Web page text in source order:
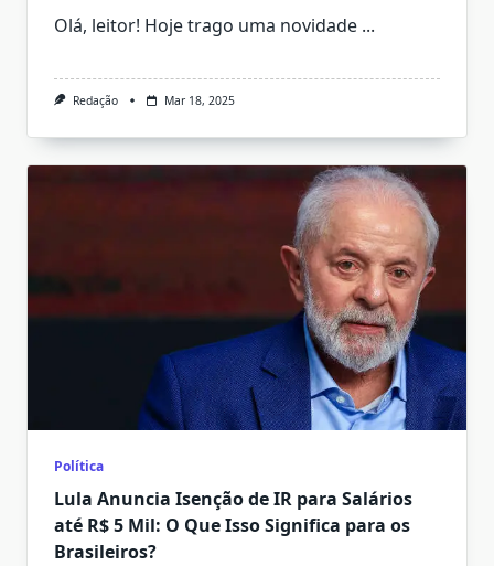
Olá, leitor! Hoje trago uma novidade ...
Redação Mar 18, 2025
Política
Lula Anuncia Isenção de IR para Salários
até R$ 5 Mil: O Que Isso Significa para os
Brasileiros?